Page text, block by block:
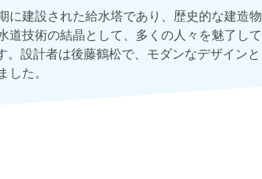
建設された給水塔であり、歴史的な建造物
技術の結晶として、多くの人々を魅了して
設計者は後藤鶴松で、モダンなデザインと
た。